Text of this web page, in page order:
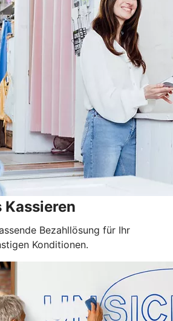
Kassieren
Bezahllösung für Ihr
Konditionen.